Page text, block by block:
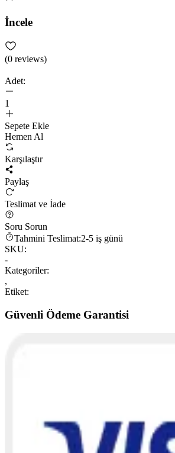
İncele
(0 reviews)
Adet:
1
Sepete Ekle
Hemen Al
Karşılaştır
Paylaş
Teslimat ve İade
Soru Sorun
Tahmini Teslimat:2-5 iş günü
SKU:
-
Kategoriler:
,
Etiket:
Güvenli Ödeme Garantisi